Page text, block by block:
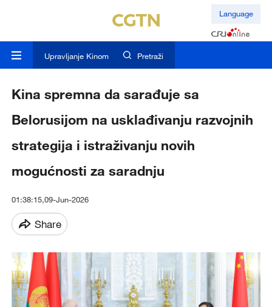
Language
Upravljanje Kinom Pretraži
Kina spremna da sarađuje sa
Belorusijom na usklađivanju razvojnih
strategija i istraživanju novih
mogućnosti za saradnju
01:38:15,09-Jun-2026
Share